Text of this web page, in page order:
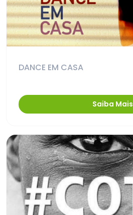
DANCE EM CASA
Saiba Mais